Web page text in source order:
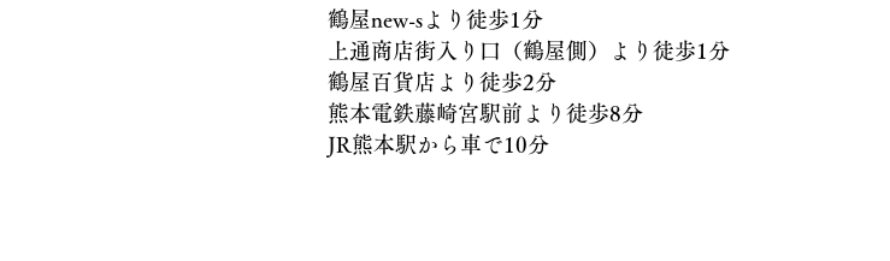
鶴屋new-sより徒歩1分
上通商店街入り口（鶴屋側）より徒歩1分
鶴屋百貨店より徒歩2分
熊本電鉄藤崎宮駅前より徒歩8分
JR熊本駅から車で10分